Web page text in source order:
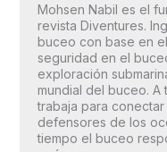
Mohsen Nabil es el
revista Diventures.
buceo con base en
seguridad en el
exploración
mundial del buceo. A
trabaja para
defensores de los
tiempo el buceo